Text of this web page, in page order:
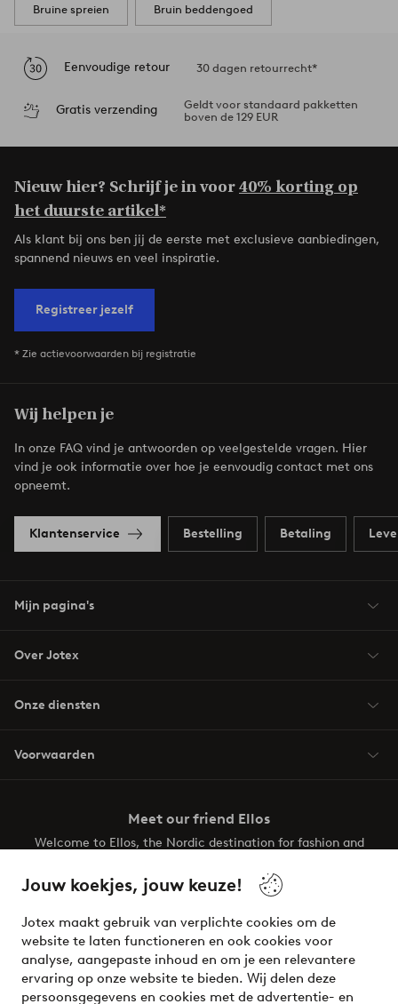
Jouw koekjes, jouw keuze!
Jotex maakt gebruik van verplichte cookies om de
website te laten functioneren en ook cookies voor
analyse, aangepaste inhoud en om je een relevantere
ervaring op onze website te bieden. Wij delen deze
persoonsgegevens en cookies met de advertentie- en
Bruine spreien Bruin beddengoed
Eenvoudige retour 30 dagen retourrecht*
Gratis verzending
Geldt voor standaard pakketten
boven de 129 EUR
Nieuw hier? Schrijf je in voor40% korting op
het duurste artikel*
Als klant bij ons ben jij de eerste met exclusieve aanbiedingen,
spannend nieuws en veel inspiratie.
Registreer jezelf
* Zie actievoorwaarden bij registratie
Wij helpen je
In onze FAQ vind je antwoorden op veelgestelde vragen. Hier
vind je ook informatie over hoe je eenvoudig contact met ons
opneemt.
Klantenservice Bestelling Betaling
Mijn pagina's
Over Jotex
Onze diensten
Voorwaarden
Meet our friend Ellos
Welcome to Ellos, the Nordic destination for fashion and
your wardrobe. Your next inspiring look is here!